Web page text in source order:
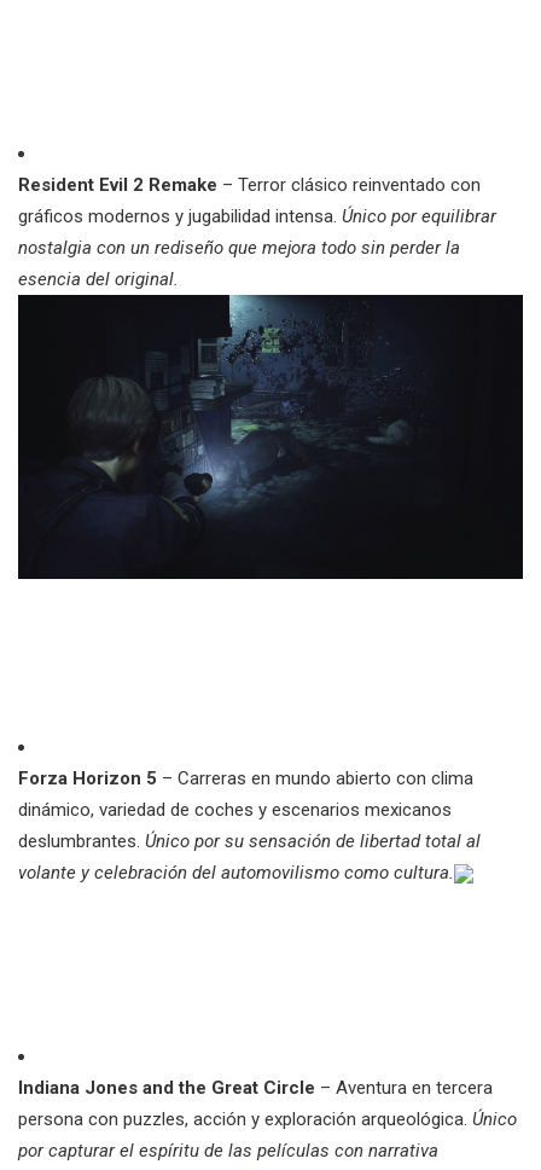
Resident Evil 2 Remake – Terror clásico reinventado con
gráficos modernos y jugabilidad intensa. Único por equilibrar
nostalgia con un rediseño que mejora todo sin perder la
esencia del original.
Forza Horizon 5 – Carreras en mundo abierto con clima
dinámico, variedad de coches y escenarios mexicanos
deslumbrantes. Único por su sensación de libertad total al
volante y celebración del automovilismo como cultura.
Indiana Jones and the Great Circle – Aventura en tercera
persona con puzzles, acción y exploración arqueológica. Único
por capturar el espíritu de las películas con narrativa